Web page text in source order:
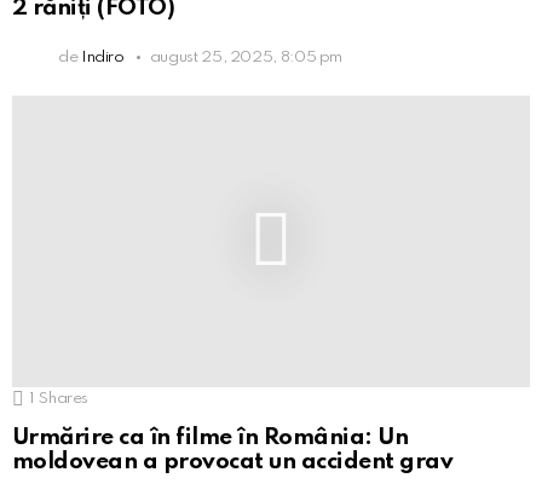
2 răniți (FOTO)
de Indiro august 25, 2025, 8:05 pm
1 Shares
Urmărire ca în filme în România: Un
moldovean a provocat un accident grav